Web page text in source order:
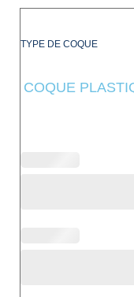
TYPE DE COQUE